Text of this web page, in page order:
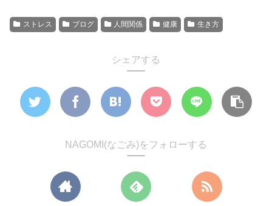
ストレス ブログ 人間関係 健康 生き方
シェアする
NAGOMI(なごみ)をフォローする